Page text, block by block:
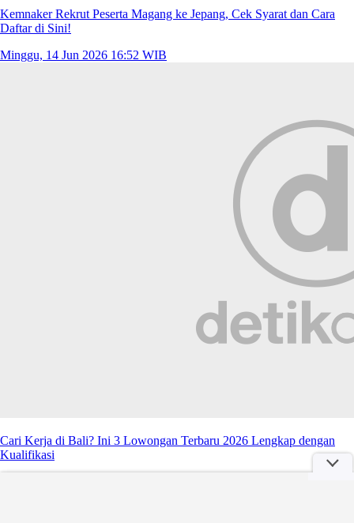
Kemnaker Rekrut Peserta Magang ke Jepang, Cek Syarat dan Cara
Daftar di Sini!
Minggu, 14 Jun 2026 16:52 WIB
Cari Kerja di Bali? Ini 3 Lowongan Terbaru 2026 Lengkap dengan
Kualifikasi